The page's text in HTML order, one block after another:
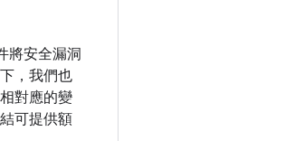
將安全漏洞
，我們也
對應的變
可提供額